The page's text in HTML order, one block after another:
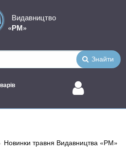
Видавництво
«РМ»
Знайти
Зараз
Новинки травня Видавництва «РМ»